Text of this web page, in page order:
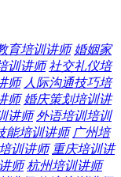
育培训讲师 婚姻家
训讲师 社交礼仪培
师 人际沟通技巧培
师 婚庆策划培训讲
讲师 外语培训培训
能培训讲师 广州培
训讲师 重庆培训讲
师 杭州培训讲师